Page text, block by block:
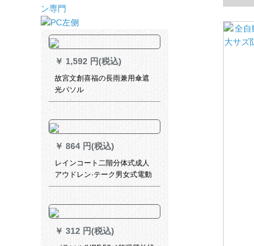
￥ 1,592 円(税込)
故宮文創喜福の長雨兼用傘遮
光パソル
￥ 864 円(税込)
レインコート二階分体式成人
アウドレン·テーク男女式電動
バイクライト二階分体式アダ
￥ 312 円(税込)
黄色